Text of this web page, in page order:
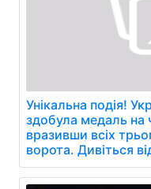
Унікальна подія!
здобула медаль на
вразивши всіх
ворота. Дивіться